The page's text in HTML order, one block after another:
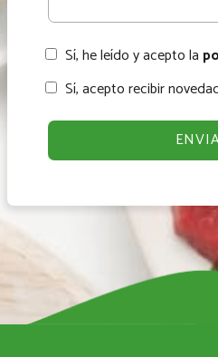
Sí, he leído y acepto la
Sí, acepto recibir